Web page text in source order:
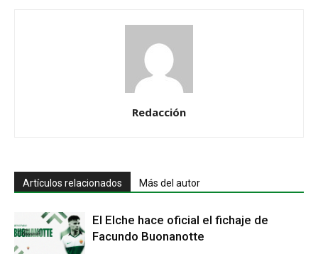
Redacción
Artículos relacionados Más del autor
El Elche hace oficial el fichaje de
Facundo Buonanotte